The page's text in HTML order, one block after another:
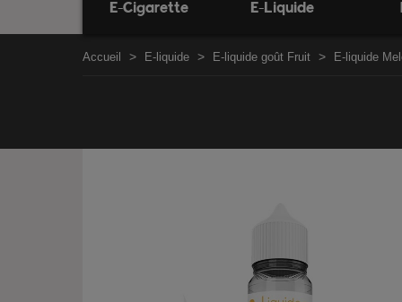
E-Cigarette E-Liquide
Accueil E-liquide E-liquide goût Fruit E-liquide